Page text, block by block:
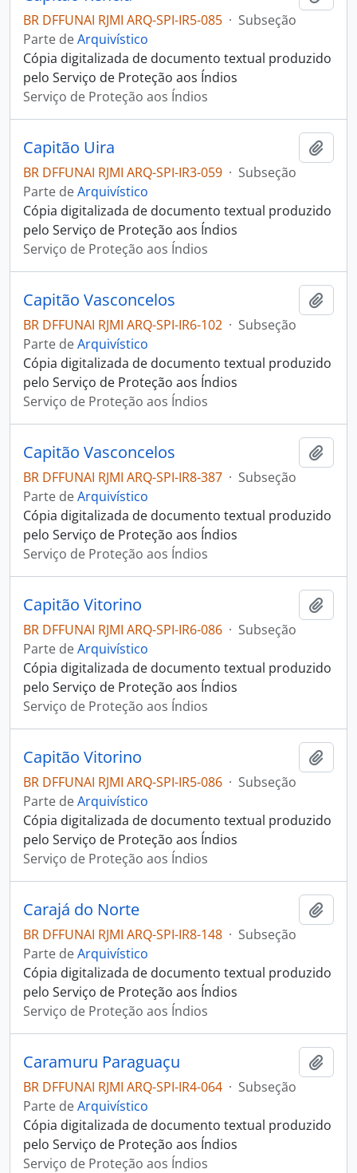
BR DFFUNAI RJMI ARQ-SPI-IR5-085 · Subseção
Parte deArquivístico
Cópia digitalizada de documento textual produzido
pelo Serviço de Proteção aos Índios
Serviço de Proteção aos Índios
Capitão Uira
BR DFFUNAI RJMI ARQ-SPI-IR3-059 · Subseção
Parte deArquivístico
Cópia digitalizada de documento textual produzido
pelo Serviço de Proteção aos Índios
Serviço de Proteção aos Índios
Capitão Vasconcelos
BR DFFUNAI RJMI ARQ-SPI-IR6-102 · Subseção
Parte deArquivístico
Cópia digitalizada de documento textual produzido
pelo Serviço de Proteção aos Índios
Serviço de Proteção aos Índios
Capitão Vasconcelos
BR DFFUNAI RJMI ARQ-SPI-IR8-387 · Subseção
Parte deArquivístico
Cópia digitalizada de documento textual produzido
pelo Serviço de Proteção aos Índios
Serviço de Proteção aos Índios
Capitão Vitorino
BR DFFUNAI RJMI ARQ-SPI-IR6-086 · Subseção
Parte deArquivístico
Cópia digitalizada de documento textual produzido
pelo Serviço de Proteção aos Índios
Serviço de Proteção aos Índios
Capitão Vitorino
BR DFFUNAI RJMI ARQ-SPI-IR5-086 · Subseção
Parte deArquivístico
Cópia digitalizada de documento textual produzido
pelo Serviço de Proteção aos Índios
Serviço de Proteção aos Índios
Carajá do Norte
BR DFFUNAI RJMI ARQ-SPI-IR8-148 · Subseção
Parte deArquivístico
Cópia digitalizada de documento textual produzido
pelo Serviço de Proteção aos Índios
Serviço de Proteção aos Índios
Caramuru Paraguaçu
BR DFFUNAI RJMI ARQ-SPI-IR4-064 · Subseção
Parte deArquivístico
Cópia digitalizada de documento textual produzido
pelo Serviço de Proteção aos Índios
Serviço de Proteção aos Índios